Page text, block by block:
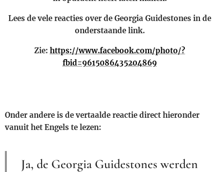
Lees de vele reacties over de Georgia Guidestones in de
onderstaande link.
Zie: https://www.facebook.com/photo/?
fbid=9615086435204869
Onder andere is de vertaalde reactie direct hieronder
vanuit het Engels te lezen:
Ja, de Georgia Guidestones werden